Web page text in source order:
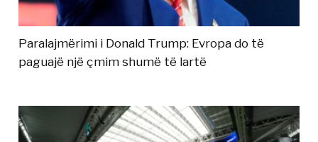
Paralajmërimi i Donald Trump: Evropa do të
paguajë një çmim shumë të lartë